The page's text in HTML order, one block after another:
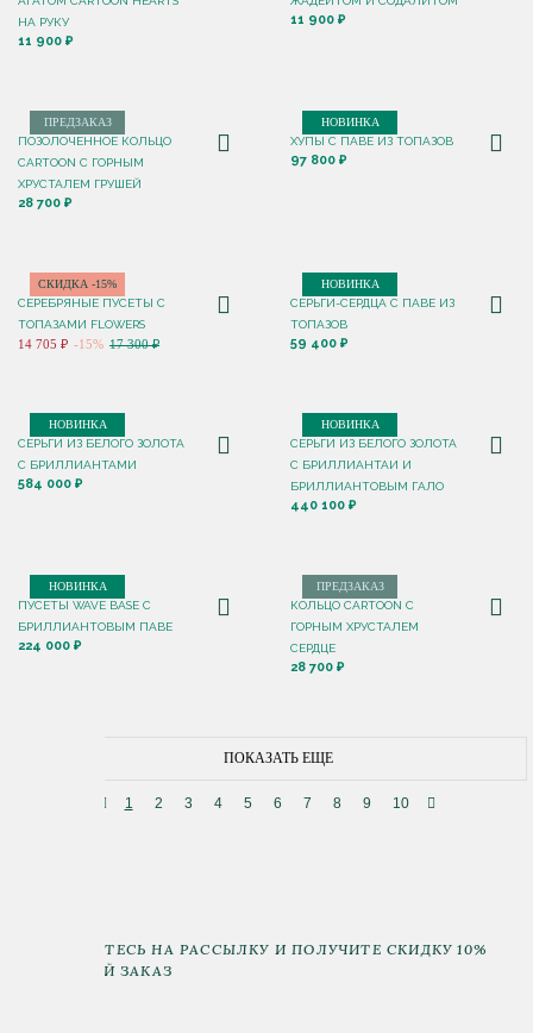
НА РУКУ
11 900 ₽
11 900 ₽
ПРЕДЗАКАЗ
ПОЗОЛОЧЕННОЕ КОЛЬЦО
CARTOON C ГОРНЫМ
ХРУСТАЛЕМ ГРУШЕЙ
28 700 ₽
НОВИНКА
ХУПЫ С ПАВЕ ИЗ ТОПАЗОВ
97 800 ₽
СКИДКА -15%
СЕРЕБРЯНЫЕ ПУСЕТЫ С
ТОПАЗАМИ FLOWERS
14 705 ₽ -15% 17 300 ₽
НОВИНКА
СЕРЬГИ-СЕРДЦА С ПАВЕ ИЗ
ТОПАЗОВ
59 400 ₽
НОВИНКА
СЕРЬГИ ИЗ БЕЛОГО ЗОЛОТА
С БРИЛЛИАНТАМИ
584 000 ₽
НОВИНКА
СЕРЬГИ ИЗ БЕЛОГО ЗОЛОТА
С БРИЛЛИАНТАИ И
БРИЛЛИАНТОВЫМ ГАЛО
440 100 ₽
НОВИНКА
ПУСЕТЫ WAVE BASE С
БРИЛЛИАНТОВЫМ ПАВЕ
224 000 ₽
ПРЕДЗАКАЗ
КОЛЬЦО CARTOON C
ГОРНЫМ ХРУСТАЛЕМ
СЕРДЦЕ
28 700 ₽
ПОКАЗАТЬ ЕЩЕ
1 2 3 4 5 6 7 8 9 10
ПОДПИШИТЕСЬ НА РАССЫЛКУ И ПОЛУЧИТЕ СКИДКУ 10%
НА ПЕРВЫЙ ЗАКАЗ